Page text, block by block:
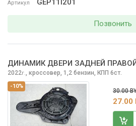
Артикул GEP11I201
Позвонить
-10%
ДИНАМИК ДВЕРИ ЗАДНЕЙ ПРАВОЙ
2022г., кроссовер, 1,2 бензин, КПП 6ст.
30.00
27.00